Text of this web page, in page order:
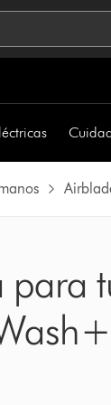
para